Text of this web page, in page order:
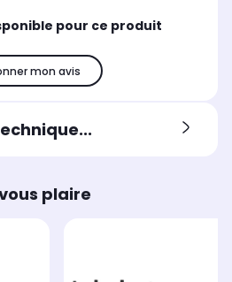
pour ce produit
mon avis
plaire